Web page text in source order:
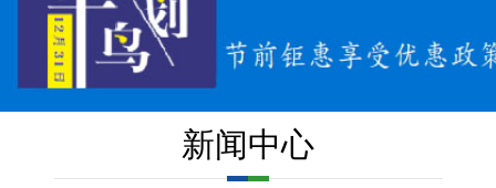
新闻中心